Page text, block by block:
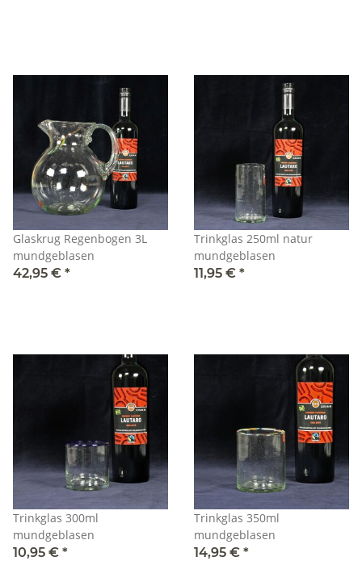
Glaskrug Regenbogen 3L
mundgeblasen
42,95 € *
Trinkglas 250ml natur
mundgeblasen
11,95 € *
Trinkglas 300ml
mundgeblasen
10,95 € *
Trinkglas 350ml
mundgeblasen
14,95 € *